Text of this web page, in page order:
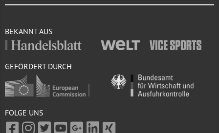
BEKANNT AUS
GEFÖRDERT DURCH
FOLGE UNS